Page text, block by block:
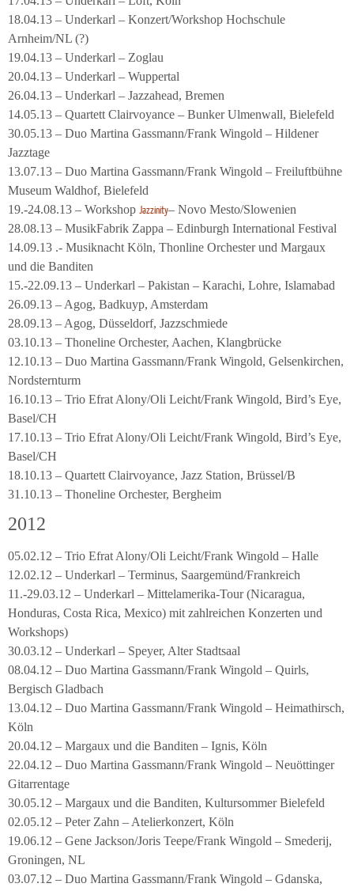
18.04.13 – Underkarl – Konzert/Workshop Hochschule
Arnheim/NL (?)
19.04.13 – Underkarl – Zoglau
20.04.13 – Underkarl – Wuppertal
26.04.13 – Underkarl – Jazzahead, Bremen
14.05.13 – Quartett Clairvoyance – Bunker Ulmenwall, Bielefeld
30.05.13 – Duo Martina Gassmann/Frank Wingold – Hildener
Jazztage
13.07.13 – Duo Martina Gassmann/Frank Wingold – Freiluftbühne
Museum Waldhof, Bielefeld
19.-24.08.13 – Workshop Jazzinity– Novo Mesto/Slowenien
28.08.13 – MusikFabrik Zappa – Edinburgh International Festival
14.09.13 .- Musiknacht Köln, Thonline Orchester und Margaux
und die Banditen
15.-22.09.13 – Underkarl – Pakistan – Karachi, Lohre, Islamabad
26.09.13 – Agog, Badkuyp, Amsterdam
28.09.13 – Agog, Düsseldorf, Jazzschmiede
03.10.13 – Thoneline Orchester, Aachen, Klangbrücke
12.10.13 – Duo Martina Gassmann/Frank Wingold, Gelsenkirchen,
Nordsternturm
16.10.13 – Trio Efrat Alony/Oli Leicht/Frank Wingold, Bird’s Eye,
Basel/CH
17.10.13 – Trio Efrat Alony/Oli Leicht/Frank Wingold, Bird’s Eye,
Basel/CH
18.10.13 – Quartett Clairvoyance, Jazz Station, Brüssel/B
31.10.13 – Thoneline Orchester, Bergheim
2012
05.02.12 – Trio Efrat Alony/Oli Leicht/Frank Wingold – Halle
12.02.12 – Underkarl – Terminus, Saargemünd/Frankreich
11.-29.03.12 – Underkarl – Mittelamerika-Tour (Nicaragua,
Honduras, Costa Rica, Mexico) mit zahlreichen Konzerten und
Workshops)
30.03.12 – Underkarl – Speyer, Alter Stadtsaal
08.04.12 – Duo Martina Gassmann/Frank Wingold – Quirls,
Bergisch Gladbach
13.04.12 – Duo Martina Gassmann/Frank Wingold – Heimathirsch,
Köln
20.04.12 – Margaux und die Banditen – Ignis, Köln
22.04.12 – Duo Martina Gassmann/Frank Wingold – Neuöttinger
Gitarrentage
30.05.12 – Margaux und die Banditen, Kultursommer Bielefeld
02.05.12 – Peter Zahn – Atelierkonzert, Köln
19.06.12 – Gene Jackson/Joris Teepe/Frank Wingold – Smederij,
Groningen, NL
03.07.12 – Duo Martina Gassmann/Frank Wingold – Gdanska,